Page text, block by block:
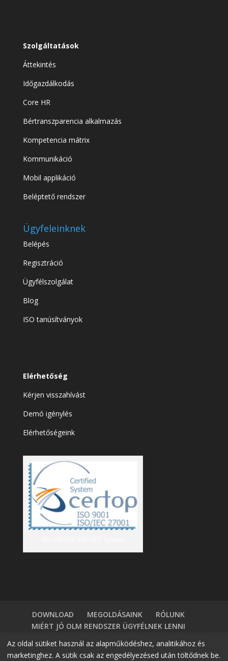
Szolgáltatások
Áttekintés
Időgazdálkodás
Core HR
Bértranszparencia alkalmazás
Kompetencia mátrix
Kommunikáció
Mobil applikáció
Beléptető rendszer
Ügyfeleinknek
Belépés
Regisztráció
Ügyfélszolgálat
Blog
ISO tanúsítványok
Elérhetőség
Kérjen visszahívást
Demó igénylés
Elérhetőségeink
DOWNLOAD MEGOLDÁSAINK
RÓLUNK
MIÉRT JÓ OLM RENDSZER ÜGYFÉLNEK LENNI
BELÉPÉS
DEMÓ IGÉNYLÉS KAPCSOLAT
Az oldal sütiket használ az alapműködéshez, analitikához és
marketinghez. A sütik csak az engedélyezésed után töltődnek be.